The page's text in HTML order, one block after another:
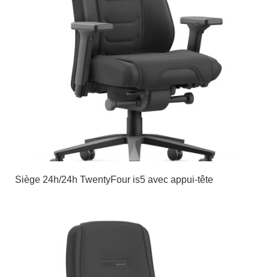
Siège 24h/24h TwentyFour is5 avec appui-tête